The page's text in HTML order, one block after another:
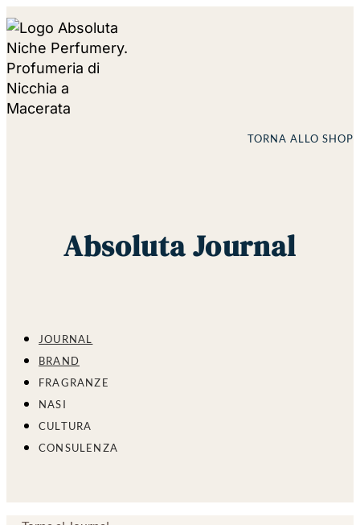
TORNA ALLO SHOP
Absoluta Journal
JOURNAL
BRAND
FRAGRANZE
NASI
CULTURA
CONSULENZA